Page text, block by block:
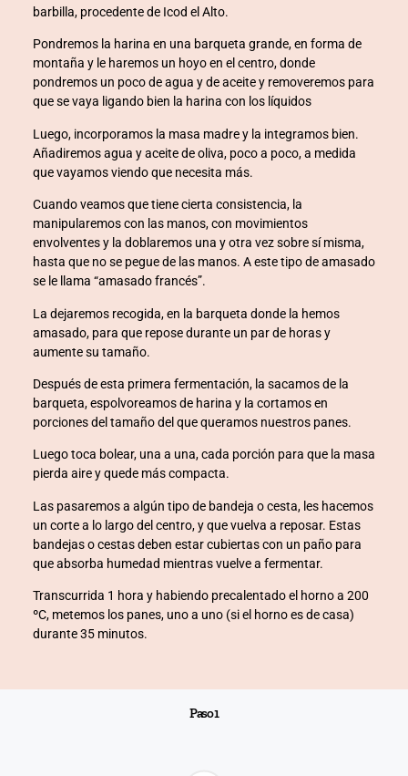
barbilla, procedente de Icod el Alto.
Pondremos la harina en una barqueta grande, en forma de
montaña y le haremos un hoyo en el centro, donde
pondremos un poco de agua y de aceite y removeremos para
que se vaya ligando bien la harina con los líquidos
Luego, incorporamos la masa madre y la integramos bien.
Añadiremos agua y aceite de oliva, poco a poco, a medida
que vayamos viendo que necesita más.
Cuando veamos que tiene cierta consistencia, la
manipularemos con las manos, con movimientos
envolventes y la doblaremos una y otra vez sobre sí misma,
hasta que no se pegue de las manos. A este tipo de amasado
se le llama “amasado francés”.
La dejaremos recogida, en la barqueta donde la hemos
amasado, para que repose durante un par de horas y
aumente su tamaño.
Después de esta primera fermentación, la sacamos de la
barqueta, espolvoreamos de harina y la cortamos en
porciones del tamaño del que queramos nuestros panes.
Luego toca bolear, una a una, cada porción para que la masa
pierda aire y quede más compacta.
Las pasaremos a algún tipo de bandeja o cesta, les hacemos
un corte a lo largo del centro, y que vuelva a reposar. Estas
bandejas o cestas deben estar cubiertas con un paño para
que absorba humedad mientras vuelve a fermentar.
Transcurrida 1 hora y habiendo precalentado el horno a 200
ºC, metemos los panes, uno a uno (si el horno es de casa)
durante 35 minutos.
Paso 1